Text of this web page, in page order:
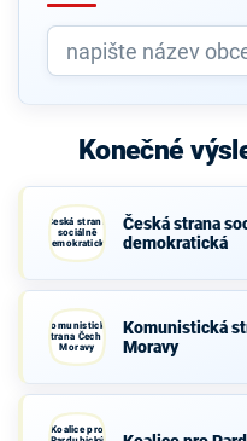
Konečné
Česká strana
sociálně
demokratická
Česká strana
demokratická
Komunistická
strana Čech a
Moravy
Komunistická
Moravy
Koalice pro